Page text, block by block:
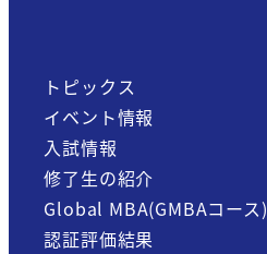
トピックス
イベント情報
入試情報
修了生の紹介
Global MBA(GMBAコース)
認証評価結果